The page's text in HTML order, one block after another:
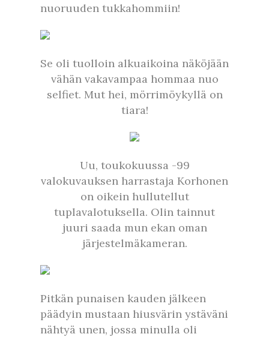
nuoruuden tukkahommiin!
Se oli tuolloin alkuaikoina näköjään
vähän vakavampaa hommaa nuo
selfiet. Mut hei, mörrimöykyllä on
tiara!
Uu, toukokuussa -99
valokuvauksen harrastaja Korhonen
on oikein hullutellut
tuplavalotuksella. Olin tainnut
juuri saada mun ekan oman
järjestelmäkameran.
Pitkän punaisen kauden jälkeen
päädyin mustaan hiusvärin ystäväni
nähtyä unen, jossa minulla oli